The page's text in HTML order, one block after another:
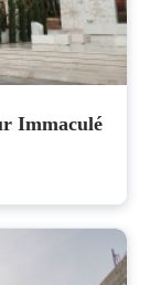
Immaculé